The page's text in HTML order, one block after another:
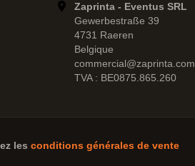
Zaprinta - Eventus SRL
Gewerbestraße 39
4731 Raeren
Belgique
commercial@zaprinta.com
TVA : BE0875.865.260
les conditions générales de vente